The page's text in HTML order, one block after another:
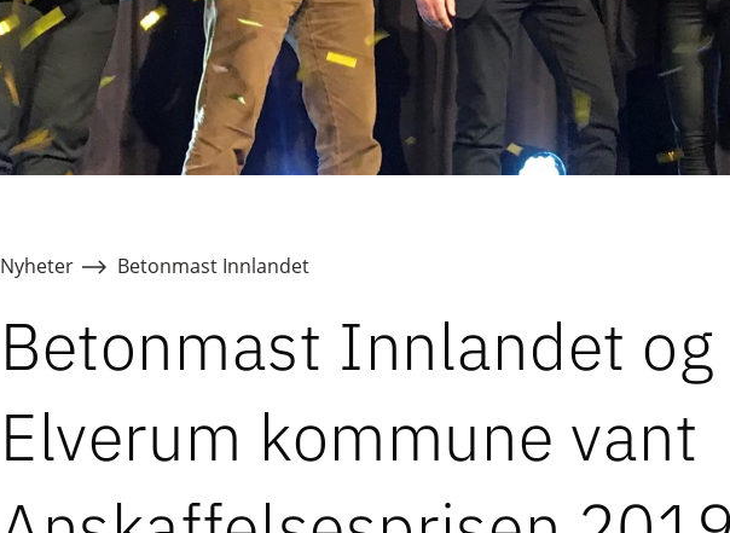
Nyheter Betonmast Innlandet
Betonmast Innlandet og
Elverum kommune vant